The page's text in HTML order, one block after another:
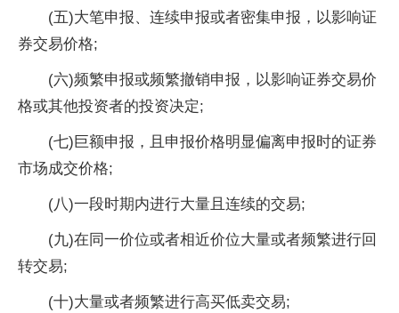
(五)大笔申报、连续申报或者密集申报，以影响证
券交易价格;
(六)频繁申报或频繁撤销申报，以影响证券交易价
格或其他投资者的投资决定;
(七)巨额申报，且申报价格明显偏离申报时的证券
市场成交价格;
(八)一段时期内进行大量且连续的交易;
(九)在同一价位或者相近价位大量或者频繁进行回
转交易;
(十)大量或者频繁进行高买低卖交易;